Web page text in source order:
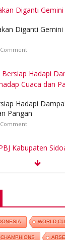
Diganti
Hadapi
Pangan
Ariana Grande
Ada Apa?
WORLD